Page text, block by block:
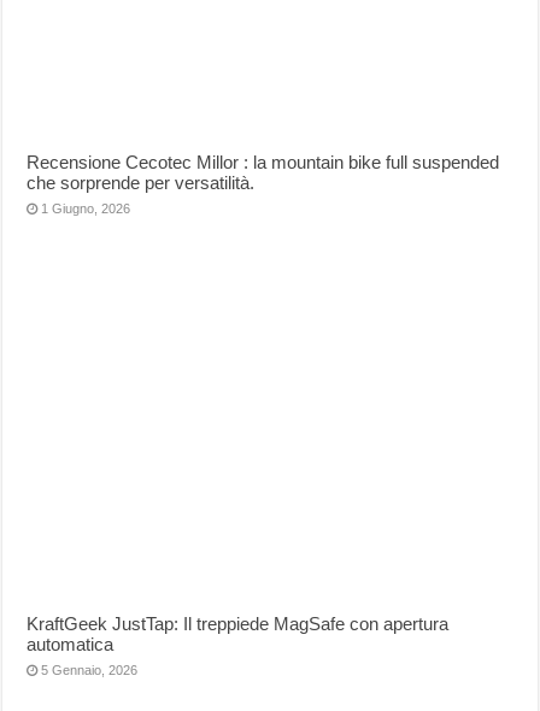
Recensione Cecotec Millor : la mountain bike full suspended
che sorprende per versatilità.
1 Giugno, 2026
KraftGeek JustTap: Il treppiede MagSafe con apertura
automatica
5 Gennaio, 2026